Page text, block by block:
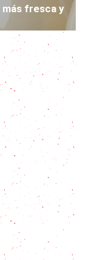
más fresca y
la bebida
Tonic
la bebida
cerveza y